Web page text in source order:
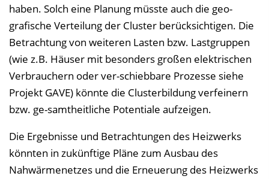
haben. Solch eine Planung müsste auch die geo-
grafische Verteilung der Cluster berücksichtigen. Die
Betrachtung von weiteren Lasten bzw. Lastgruppen
(wie z.B. Häuser mit besonders großen elektrischen
Verbrauchern oder ver-schiebbare Prozesse siehe
Projekt GAVE) könnte die Clusterbildung verfeinern
bzw. ge-samtheitliche Potentiale aufzeigen.
Die Ergebnisse und Betrachtungen des Heizwerks
könnten in zukünftige Pläne zum Ausbau des
Nahwärmenetzes und die Erneuerung des Heizwerks